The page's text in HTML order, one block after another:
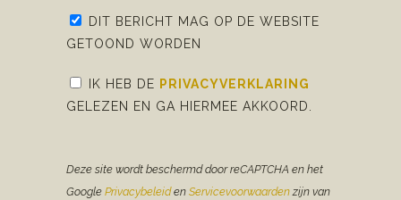
DIT BERICHT MAG OP DE WEBSITE
GETOOND WORDEN
IK HEB DE PRIVACYVERKLARING
GELEZEN EN GA HIERMEE AKKOORD.
Deze site wordt beschermd door reCAPTCHA en het
Google Privacybeleiden Servicevoorwaardenzijn van